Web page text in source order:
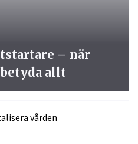
– när
allt